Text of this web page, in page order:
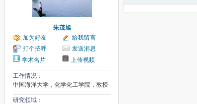
朱茂旭
加为好友
给我留言
打个招呼
发送消息
学术名片
上传视频
工作情况：
中国海洋大学，化学化工学院，教授
研究领域：